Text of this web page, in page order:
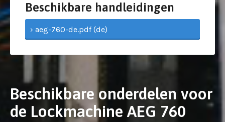
Beschikbare handleidingen
› aeg-760-de.pdf (de)
Beschikbare onderdelen voor
de Lockmachine AEG 760